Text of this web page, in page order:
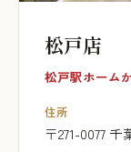
松戸店
松戸駅ホーム
住所
〒271-0077